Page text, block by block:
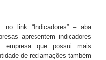
no link “Indicadores” – aba
apresentem indicadores
empresa que possui mais
de reclamações também